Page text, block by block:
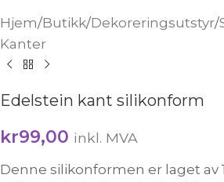
Hjem/Butikk/Dekoreringsutstyr/
Kanter
Edelstein kant silikonform
kr99,00 inkl. MVA
Denne silikonformen er laget av